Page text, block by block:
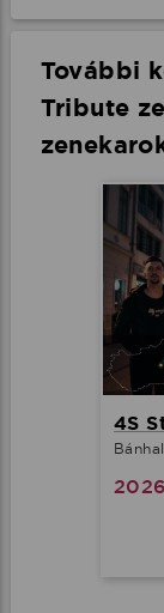
További
Tribute
4S